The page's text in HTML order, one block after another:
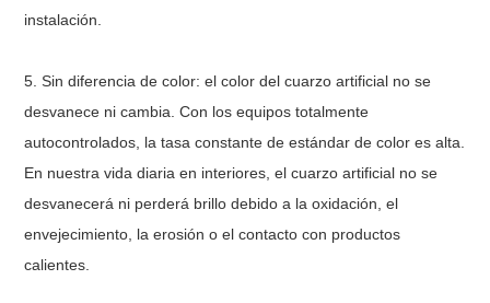
instalación.
5. Sin diferencia de color: el color del cuarzo artificial no se
desvanece ni cambia. Con los equipos totalmente
autocontrolados, la tasa constante de estándar de color es alta.
En nuestra vida diaria en interiores, el cuarzo artificial no se
desvanecerá ni perderá brillo debido a la oxidación, el
envejecimiento, la erosión o el contacto con productos
calientes.